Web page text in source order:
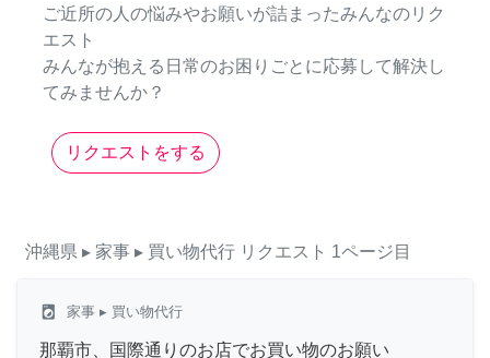
ご近所の人の悩みやお願いが詰まったみんなのリク
エスト
みんなが抱える日常のお困りごとに応募して解決し
てみませんか？
リクエストをする
沖縄県 ▸ 家事 ▸ 買い物代行 リクエスト 1ページ目
local_laundry_service 家事 ▸ 買い物代行
那覇市、国際通りのお店でお買い物のお願い